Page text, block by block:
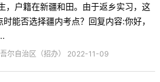
，户籍在新疆和田。由于返乡实习，这
能否选择疆内考点？回复内容:你好，
尔自治区（招办） 2022-11-09